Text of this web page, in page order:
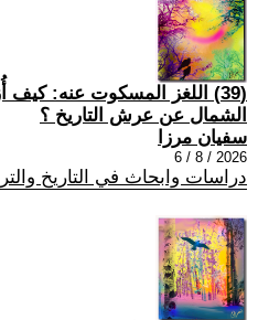
(39) اللغز المسكوت عنه: كيف
الشمال عن عرش التاريخ ؟
سفيان مرزا
2026 / 8 / 6
دراسات وابحاث في التاريخ